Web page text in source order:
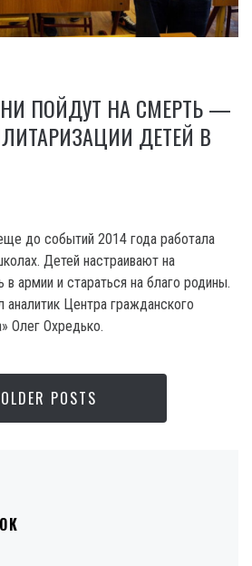
ПОЙДУТ НА СМЕРТЬ —
ДЕТЕЙ В
до событий 2014 года работала
Детей настраивают на
армии и стараться на благо родины.
аналитик Центра гражданского
Олег Охредько.
OLDER POSTS